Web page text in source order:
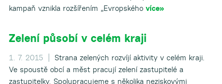
kampaň vznikla rozšířením „Evropského více»
Zelení působí v celém kraji
1. 7. 2015 |
Strana zelených rozvíjí aktivity v celém kraji.
Ve spoustě obcí a měst pracují zelení zastupitelé a
zastupitelky. Spolupracujeme s několika neziskovými